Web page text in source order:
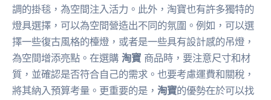
調的掛毯，為空間注入活力。此外，淘寶也有許多獨特的
燈具選擇，可以為空間營造出不同的氛圍。例如，可以選
擇一些復古風格的檯燈，或者是一些具有設計感的吊燈，
為空間增添亮點。在選購 淘寶 商品時，要注意尺寸和材
質，並確認是否符合自己的需求。也要考慮運費和關稅，
將其納入預算考量。更重要的是， 淘寶的優勢在於可以找